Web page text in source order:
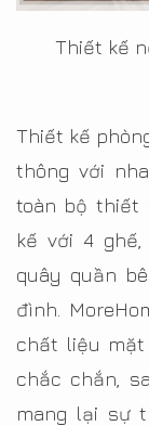
Thiết kế
Thiết kế
thông với
toàn bộ thiết
kế với 4
quây quần
đình.
chất liệu
chắc chắn,
mang lại sự